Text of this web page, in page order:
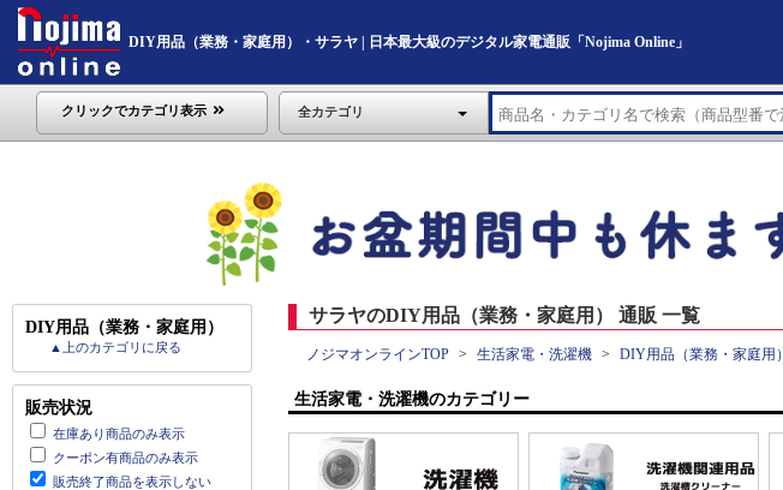
DIY用品（業務・家庭用）・サラヤ | 日本最大級のデジタル家電通販「Nojima Online」
クリックでカテゴリ表示 全カテゴリ
DIY用品（業務・家庭用）
▲上のカテゴリに戻る
販売状況
在庫あり商品のみ表示
クーポン有商品のみ表示
販売終了商品を表示しない
サラヤのDIY用品（業務・家庭用） 通販 一覧
ノジマオンラインTOP 生活家電・洗濯機 DIY用品（業務・家庭用）
生活家電・洗濯機のカテゴリー